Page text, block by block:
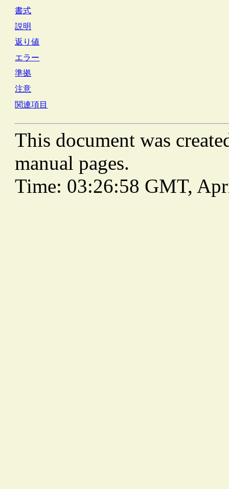
書式
説明
返り値
エラー
準拠
注意
関連項目
This document was
manual pages.
Time: 03:26:58 GMT,